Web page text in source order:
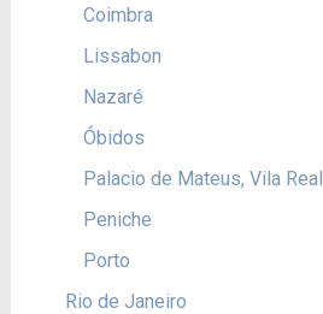
Coimbra
Lissabon
Nazaré
Óbidos
Palacio de Mateus, Vila Real
Peniche
Porto
Rio de Janeiro